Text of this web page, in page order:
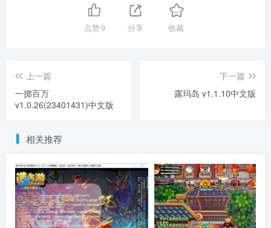
点赞9 分享 收藏
上一篇
一掷百万
v1.0.26(23401431)中文版
下一篇
露玛岛 v1.1.10中文版
相关推荐